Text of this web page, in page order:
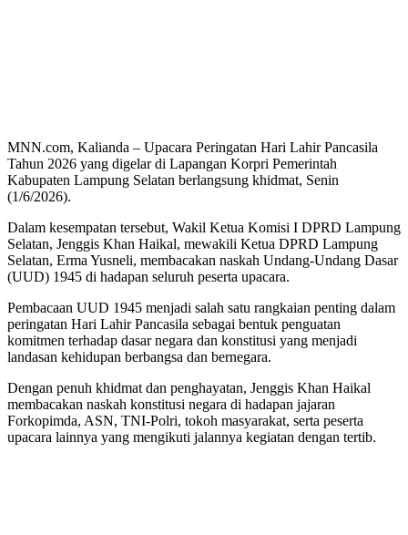
MNN.com, Kalianda – Upacara Peringatan Hari Lahir Pancasila
Tahun 2026 yang digelar di Lapangan Korpri Pemerintah
Kabupaten Lampung Selatan berlangsung khidmat, Senin
(1/6/2026).
Dalam kesempatan tersebut, Wakil Ketua Komisi I DPRD Lampung
Selatan, Jenggis Khan Haikal, mewakili Ketua DPRD Lampung
Selatan, Erma Yusneli, membacakan naskah Undang-Undang Dasar
(UUD) 1945 di hadapan seluruh peserta upacara.
Pembacaan UUD 1945 menjadi salah satu rangkaian penting dalam
peringatan Hari Lahir Pancasila sebagai bentuk penguatan
komitmen terhadap dasar negara dan konstitusi yang menjadi
landasan kehidupan berbangsa dan bernegara.
Dengan penuh khidmat dan penghayatan, Jenggis Khan Haikal
membacakan naskah konstitusi negara di hadapan jajaran
Forkopimda, ASN, TNI-Polri, tokoh masyarakat, serta peserta
upacara lainnya yang mengikuti jalannya kegiatan dengan tertib.